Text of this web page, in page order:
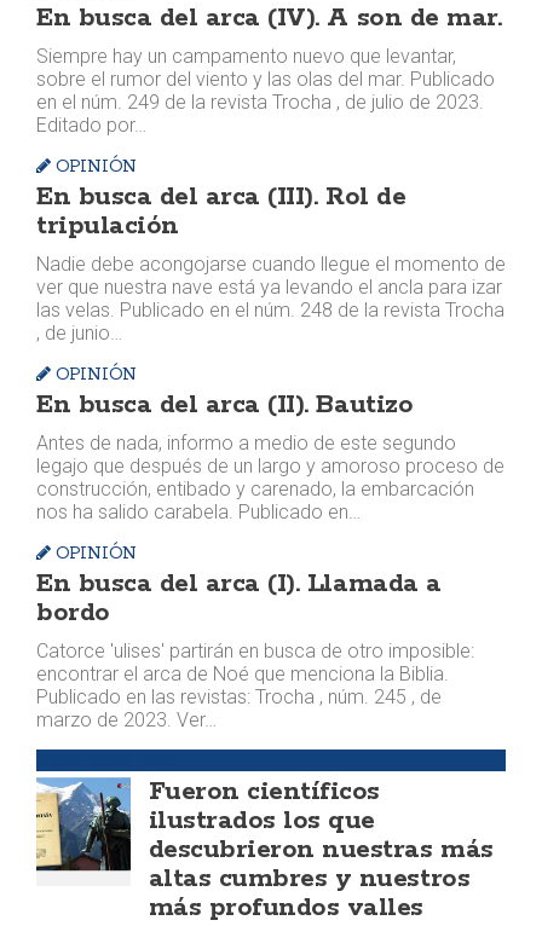
En busca del arca (IV). A son de mar.
Siempre hay un campamento nuevo que levantar,
sobre el rumor del viento y las olas del mar. Publicado
en el núm. 249 de la revista Trocha , de julio de 2023.
Editado por…
OPINIÓN
En busca del arca (III). Rol de
tripulación
Nadie debe acongojarse cuando llegue el momento de
ver que nuestra nave está ya levando el ancla para izar
las velas. Publicado en el núm. 248 de la revista Trocha
, de junio…
OPINIÓN
En busca del arca (II). Bautizo
Antes de nada, informo a medio de este segundo
legajo que después de un largo y amoroso proceso de
construcción, entibado y carenado, la embarcación
nos ha salido carabela. Publicado en…
OPINIÓN
En busca del arca (I). Llamada a
bordo
Catorce 'ulises' partirán en busca de otro imposible:
encontrar el arca de Noé que menciona la Biblia.
Publicado en las revistas: Trocha , núm. 245 , de
marzo de 2023. Ver…
Fueron científicos
ilustrados los que
descubrieron nuestras más
altas cumbres y nuestros
más profundos valles